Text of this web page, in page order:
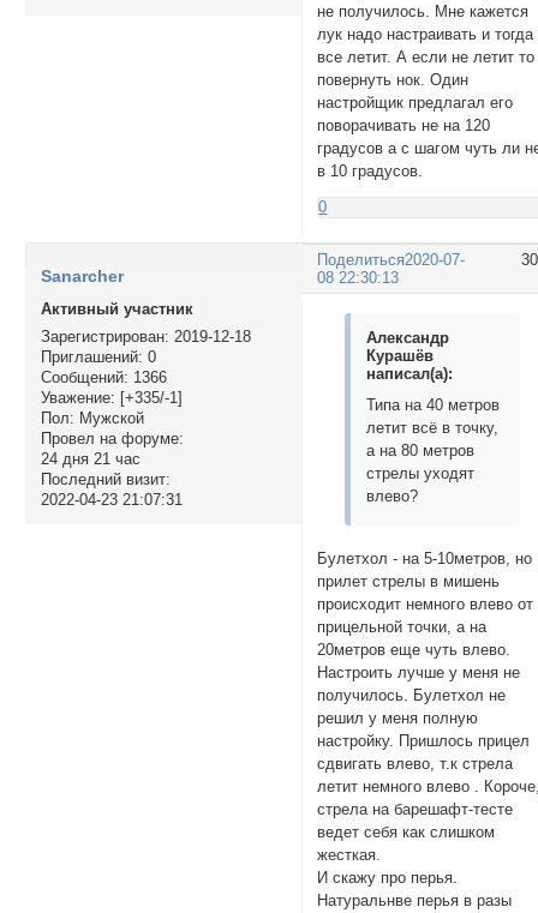
не получилось. Мне кажется
лук надо настраивать и тогда
все летит. А если не летит то
повернуть нок. Один
настройщик предлагал его
поворачивать не на 120
градусов а с шагом чуть ли
в 10 градусов.
0
Поделиться2020-07-
08 22:30:13
Sanarcher
Активный участник
Зарегистрирован: 2019-12-18
Приглашений: 0
Сообщений: 1366
Уважение: [+335/-1]
Пол: Мужской
Провел на форуме:
24 дня 21 час
Последний визит:
2022-04-23 21:07:31
Александр
Курашёв
написал(а):
Типа на 40 метров
летит всё в точку,
а на 80 метров
стрелы уходят
влево?
Булетхол - на 5-10метров, но
прилет стрелы в мишень
происходит немного влево от
прицельной точки, а на
20метров еще чуть влево.
Настроить лучше у меня не
получилось. Булетхол не
решил у меня полную
настройку. Пришлось прицел
сдвигать влево, т.к стрела
летит немного влево .
стрела на барешафт-тесте
ведет себя как слишком
жесткая.
И скажу про перья.
Натуральнве перья в разы